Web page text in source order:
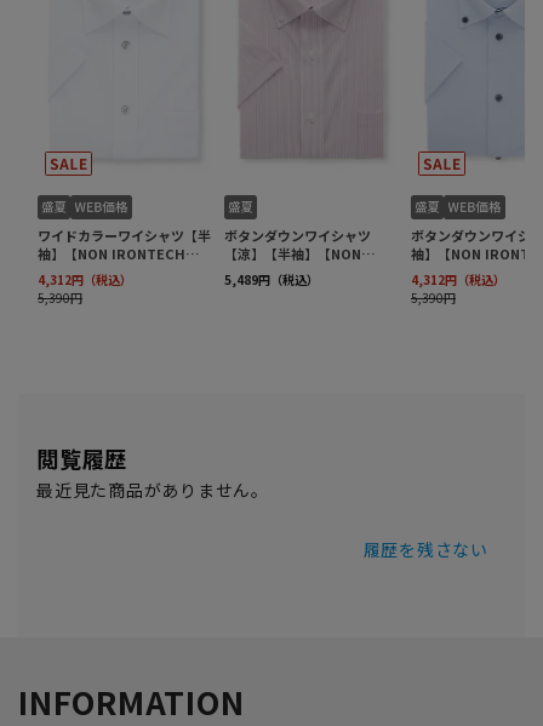
閲覧履歴
最近見た商品がありません。
履歴を残さない
INFORMATION